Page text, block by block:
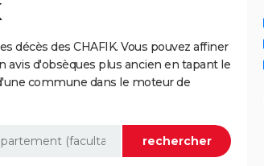
décès des CHAFIK. Vous pouvez affiner
avis d'obsèques plus ancien en tapant le
commune dans le moteur de